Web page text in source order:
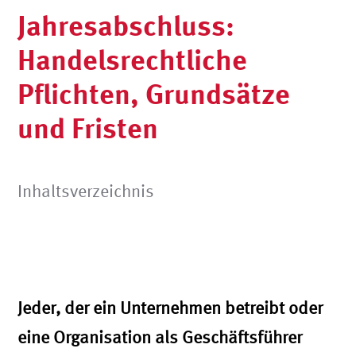
Jahresabschluss:
Handelsrechtliche
Pflichten, Grundsätze
und Fristen
Inhaltsverzeichnis
Jeder, der ein Unternehmen betreibt oder
eine Organisation als Geschäftsführer